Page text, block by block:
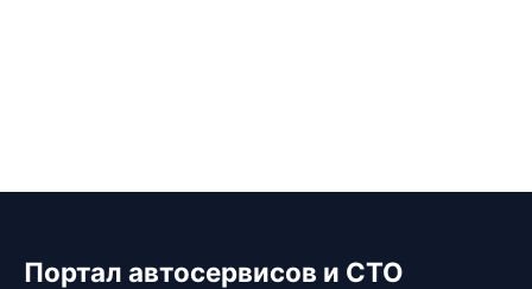
Портал автосервисов и СТО